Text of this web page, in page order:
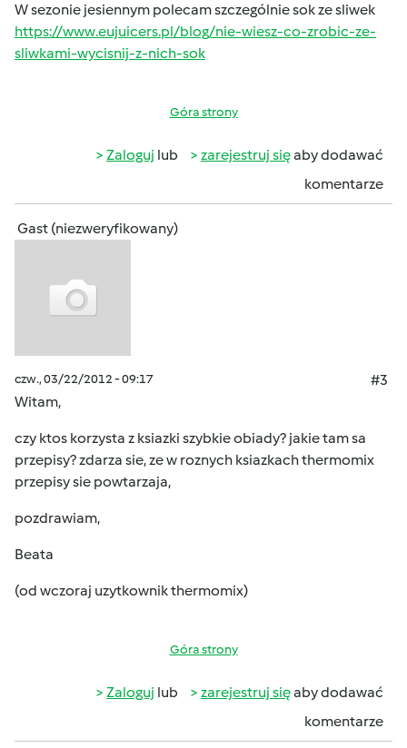
W sezonie jesiennym polecam szczególnie sok ze sliwek
https://www.eujuicers.pl/blog/nie-wiesz-co-zrobic-ze-
sliwkami-wycisnij-z-nich-sok
Góra strony
Zaloguj lub zarejestruj sięaby dodawać
komentarze
Gast (niezweryfikowany)
czw., 03/22/2012 - 09:17
#3
Witam,
czy ktos korzysta z ksiazki szybkie obiady? jakie tam sa
przepisy? zdarza sie, ze w roznych ksiazkach thermomix
przepisy sie powtarzaja,
pozdrawiam,
Beata
(od wczoraj uzytkownik thermomix)
Góra strony
Zaloguj lub zarejestruj sięaby dodawać
komentarze